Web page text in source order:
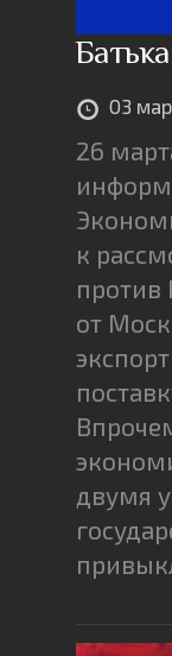
03
26
к
против
от
двумя